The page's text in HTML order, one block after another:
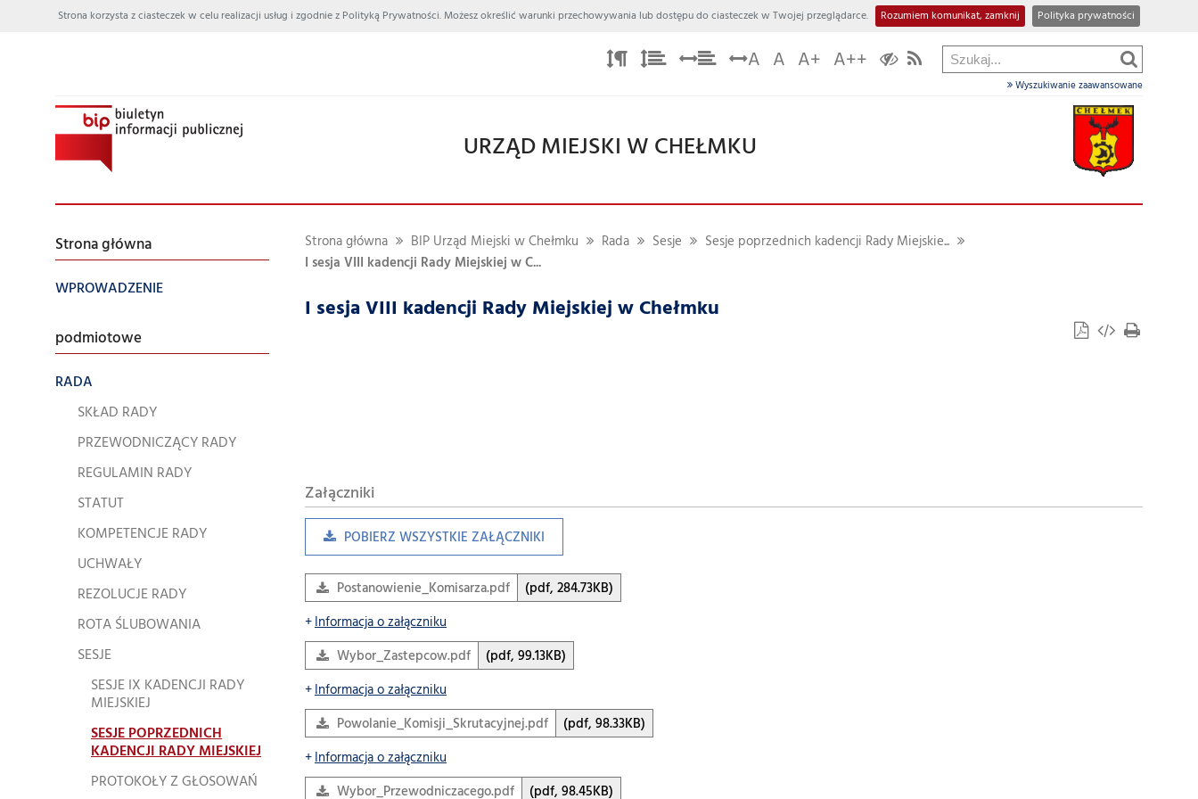
Strona korzysta z ciasteczek w celu realizacji usług i zgodnie z Polityką Prywatności. Możesz określić warunki przechowywania lub dostępu do ciasteczek w Twojej przeglądarce. Rozumiem komunikat, zamknij Polityka prywatności
A A A+ A++
Wyszukiwanie zaawansowane
URZĄD MIEJSKI W CHEŁMKU
Strona główna
WPROWADZENIE
podmiotowe
RADA
SKŁAD RADY
PRZEWODNICZĄCY RADY
REGULAMIN RADY
STATUT
KOMPETENCJE RADY
UCHWAŁY
REZOLUCJE RADY
ROTA ŚLUBOWANIA
SESJE
SESJE IX KADENCJI RADY
MIEJSKIEJ
SESJE POPRZEDNICH
KADENCJI RADY MIEJSKIEJ
PROTOKOŁY Z GŁOSOWAŃ
Strona główna BIP Urząd Miejski w Chełmku Rada Sesje
Sesje poprzednich kadencji Rady Miejskie...
I sesja VIII kadencji Rady Miejskiej w C...
I sesja VIII kadencji Rady Miejskiej w Chełmku
Załączniki
POBIERZ WSZYSTKIE ZAŁĄCZNIKI
Postanowienie_Komisarza.pdf
(pdf, 284.73KB)
Informacja o załączniku
Wybor_Zastepcow.pdf
(pdf, 99.13KB)
Informacja o załączniku
Powolanie_Komisji_Skrutacyjnej.pdf
(pdf, 98.33KB)
Informacja o załączniku
Wybor_Przewodniczacego.pdf
(pdf, 98.45KB)